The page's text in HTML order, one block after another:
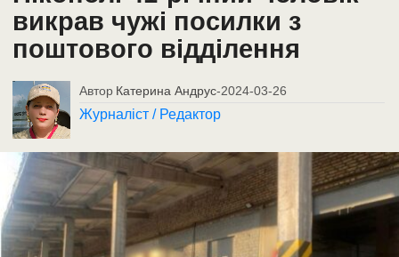
викрав чужі посилки з
поштового відділення
Автор Катерина Андрус-2024-03-26
Журналіст / Редактор